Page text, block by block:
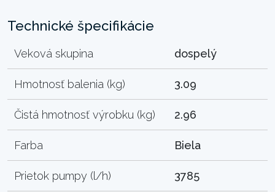
Technické špecifikácie
Veková skupina dospelý
Hmotnosť balenia (kg) 3.09
Čistá hmotnosť výrobku (kg) 2.96
Farba Biela
Prietok pumpy (l/h) 3785